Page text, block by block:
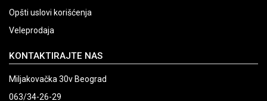
Opšti uslovi korišćenja
Veleprodaja
KONTAKTIRAJTE NAS
Miljakovačka 30v Beograd
063/34-26-29